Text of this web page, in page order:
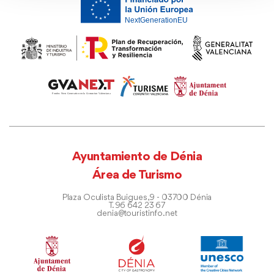
Ayuntamiento de Dénia
Área de Turismo
Plaza Oculista Buigues, 9 - 03700 Dénia
T. 96 642 23 67
denia@touristinfo.net